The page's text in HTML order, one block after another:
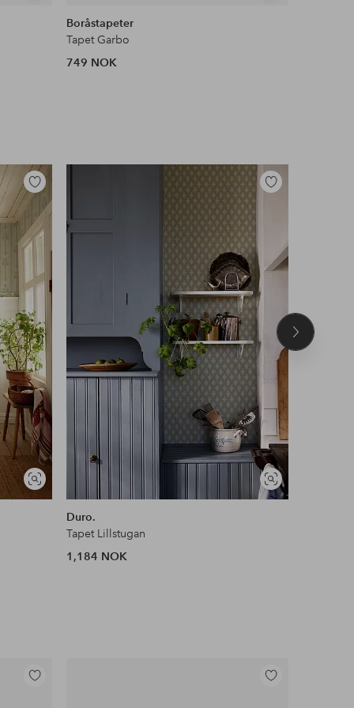
Boråstapeter
Tapet Garbo
749 NOK
Vis
lignende
Legg
favoritter
Vis
lignende
Legg
Duro.
Tapet Lillstugan
1,184 NOK
Neste
Legg
Legg